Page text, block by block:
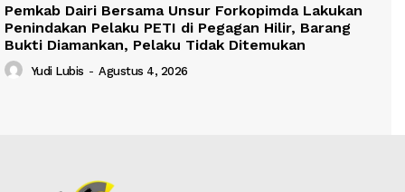
Pemkab Dairi Bersama Unsur Forkopimda Lakukan
Penindakan Pelaku PETI di Pegagan Hilir, Barang
Bukti Diamankan, Pelaku Tidak Ditemukan
Yudi Lubis - Agustus 4, 2026